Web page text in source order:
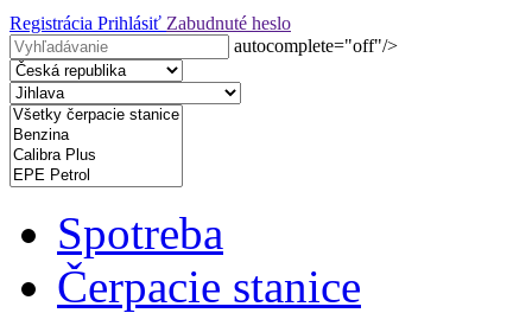
Registrácia Prihlásiť Zabudnuté heslo
autocomplete="off"/>
Spotreba
Čerpacie stanice